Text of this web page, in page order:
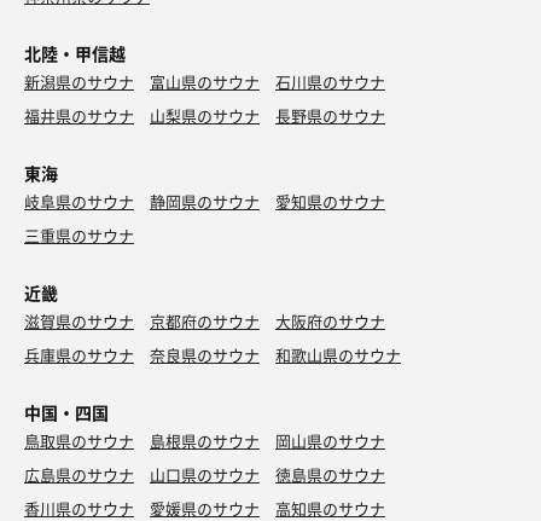
北陸・甲信越
新潟県のサウナ 富山県のサウナ
石川県のサウナ
福井県のサウナ
山梨県のサウナ 長野県のサウナ
東海
岐阜県のサウナ 静岡県のサウナ
愛知県のサウナ
三重県のサウナ
近畿
滋賀県のサウナ 京都府のサウナ
大阪府のサウナ
兵庫県のサウナ
奈良県のサウナ 和歌山県のサウナ
中国・四国
鳥取県のサウナ 島根県のサウナ
岡山県のサウナ
広島県のサウナ
山口県のサウナ
徳島県のサウナ
香川県のサウナ
愛媛県のサウナ 高知県のサウナ